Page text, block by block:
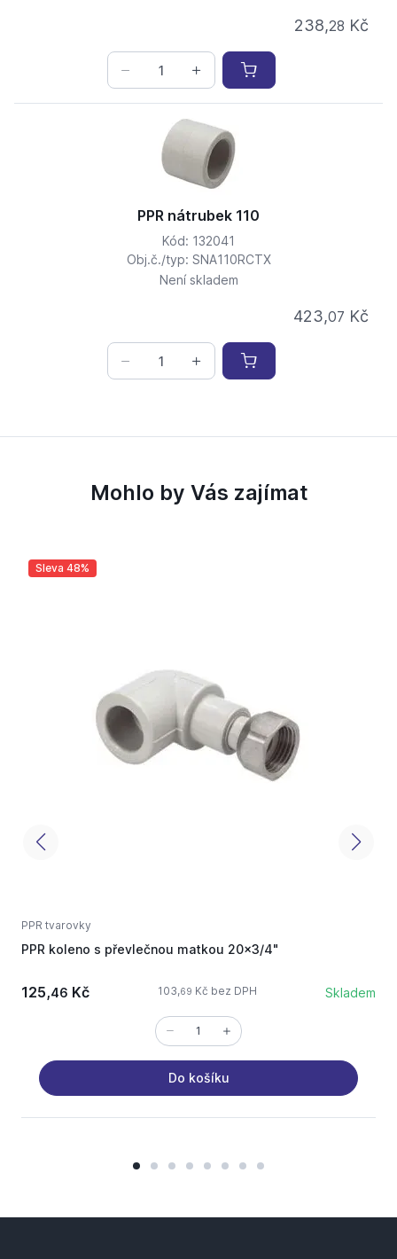
238,28 Kč
PPR nátrubek 110
Kód: 132041
Obj.č./typ: SNA110RCTX
Není skladem
423,07 Kč
Mohlo by Vás zajímat
Sleva 48%
PPR tvarovky
PPR koleno s převlečnou matkou 20x3/4"
125,46 Kč 103,69 Kč bez DPH Skladem
Do košíku